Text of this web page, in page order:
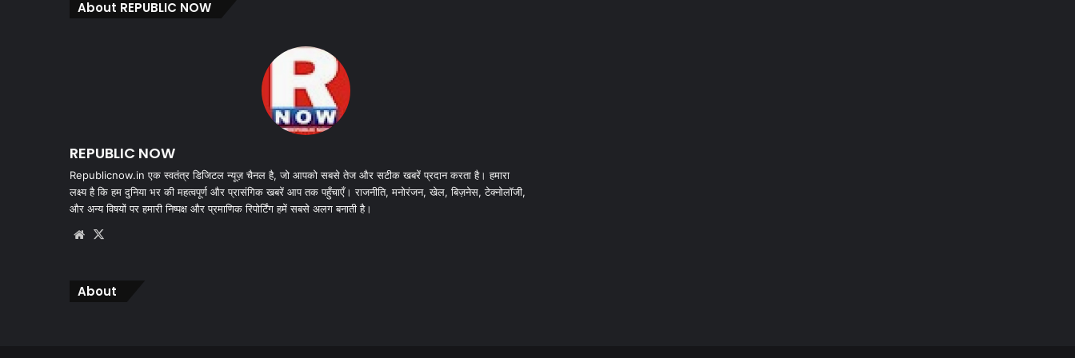
About REPUBLIC NOW
REPUBLIC NOW
Republicnow.in एक स्वतंत्र डिजिटल न्यूज़ चैनल है, जो आपको सबसे तेज और सटीक खबरें प्रदान करता है। हमारा
लक्ष्य है कि हम दुनिया भर की महत्वपूर्ण और प्रासंगिक खबरें आप तक पहुँचाएँ। राजनीति, मनोरंजन, खेल, बिज़नेस, टेक्नोलॉजी,
और अन्य विषयों पर हमारी निष्पक्ष और प्रमाणिक रिपोर्टिंग हमें सबसे अलग बनाती है।
Website
About